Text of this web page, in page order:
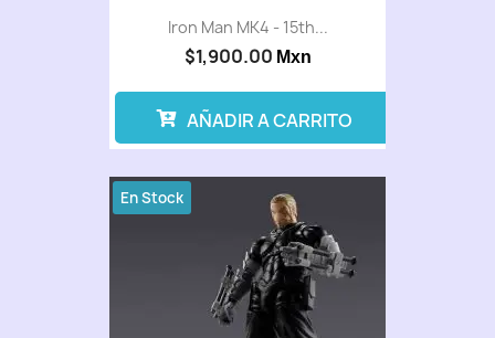
Iron Man MK4 - 15th...
$1,900.00 Mxn
AÑADIR A CARRITO
En Stock